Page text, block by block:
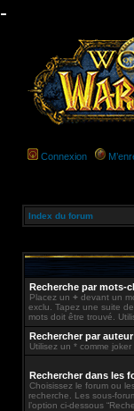
-
Connexion
Index du forum
Recherche par mots-
Placez un + devant un
exclu. Tapez une suite
mots doit être trouvé.
Rechercher par
Utilisez un * comme
Rechercher dans les
Choisissez le forum ou
recherche. Les sous-
l’option ci-dessous